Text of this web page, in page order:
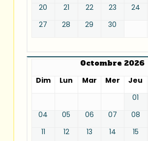
20
21 22 23 24
27
28 29 30
Octombre 2026
Dim
Lun Mar Mer Jeu
01
04
05 06 07 08
11
12 13 14 15